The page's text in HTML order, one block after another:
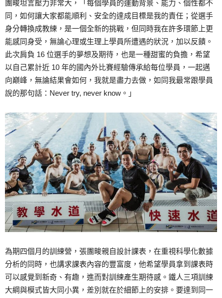
團畯坦言壓力非常大，「每個學員的運動背景、能力、個性都不
同，如何讓大家都能順利、安全的達成目標是我的責任；從選手
身分轉換成教練，是一個全新的挑戰，但同時我在許多環節上更
能感同身受，無論心理或生理上學員所遭遇的狀況，加以反饋。
此次肩負 16 位選手的夢想及期待，也是一種甜蜜的負擔，希望
以自己累計近 10 年的國內外比賽經驗傳承給每位學員，一起邁
向巔峰，無論結果會如何，我就是盡力去做，如同我最常跟學員
說的那句話：Never try, never know。」
為期四個月的訓練營，張團畯親自設計課表，在重視科學化數據
分析的同時，也講求課表內容的豐富度，他希望學員拿到課表時
可以感覺到新奇、有趣，進而對訓練產生期待感。鐵人三項訓練
大綱與模式皆大同小異，差別就在於細節上的安排。要達到同一